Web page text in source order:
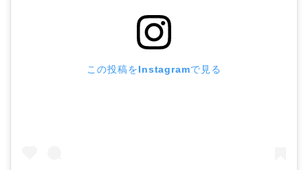
この投稿をInstagramで見る